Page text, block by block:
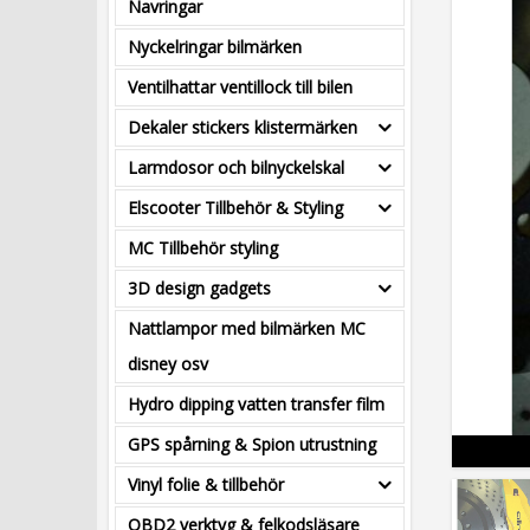
Navringar
Nyckelringar bilmärken
Ventilhattar ventillock till bilen
Dekaler stickers klistermärken
Larmdosor och bilnyckelskal
Elscooter Tillbehör & Styling
MC Tillbehör styling
3D design gadgets
Nattlampor med bilmärken MC
disney osv
Hydro dipping vatten transfer film
GPS spårning & Spion utrustning
Vinyl folie & tillbehör
OBD2 verktyg & felkodsläsare